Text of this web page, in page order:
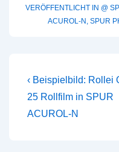
VERÖFFENTLICHT IN @
ACUROL-N , SPUR
Vorheriger
Beitrag
ist
‹ Beispielbild: Rollei
25 Rollfilm in SPUR
ACUROL-N